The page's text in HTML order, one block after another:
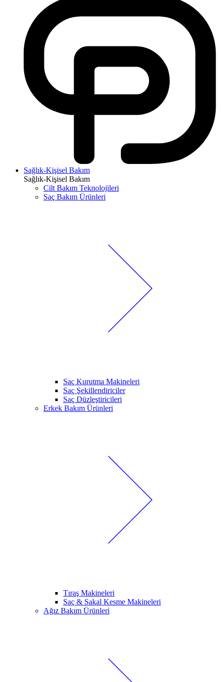
Sağlık-Kişisel Bakım
Sağlık-Kişisel Bakım
Cilt Bakım Teknolojileri
Saç Bakım Ürünleri
Saç Kurutma Makineleri
Saç Şekillendiriciler
Saç Düzleştiricileri
Erkek Bakım Ürünleri
Tıraş Makineleri
Saç & Sakal Kesme Makineleri
Ağız Bakım Ürünleri